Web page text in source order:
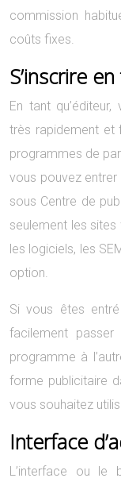
commission
coûts fixes.
S’inscrire
En tant
très rapidement et
programmes de
vous pouvez
sous Centre de
seulement les sites
les logiciels, les
option.
Si vous êtes
facilement
programme à
forme publicitaire
vous souhaitez
Interface
L’interface ou le